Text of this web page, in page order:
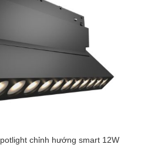
chỉnh hướng smart 12W